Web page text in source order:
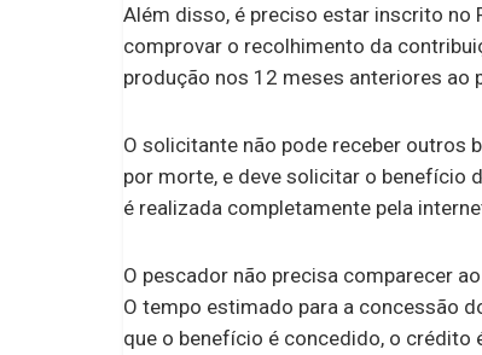
Além disso, é preciso estar inscrito no
comprovar o recolhimento da
produção nos 12 meses anteriores ao
O solicitante não pode receber outros
por morte, e deve solicitar o benefício
é realizada completamente pela
O pescador não precisa comparecer
O tempo estimado para a concessão
que o benefício é concedido, o crédito